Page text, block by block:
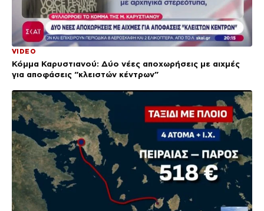
VIDEO
Κόμμα Καρυστιανού: Δύο νέες αποχωρήσεις με αιχμές
για αποφάσεις “κλειστών κέντρων”